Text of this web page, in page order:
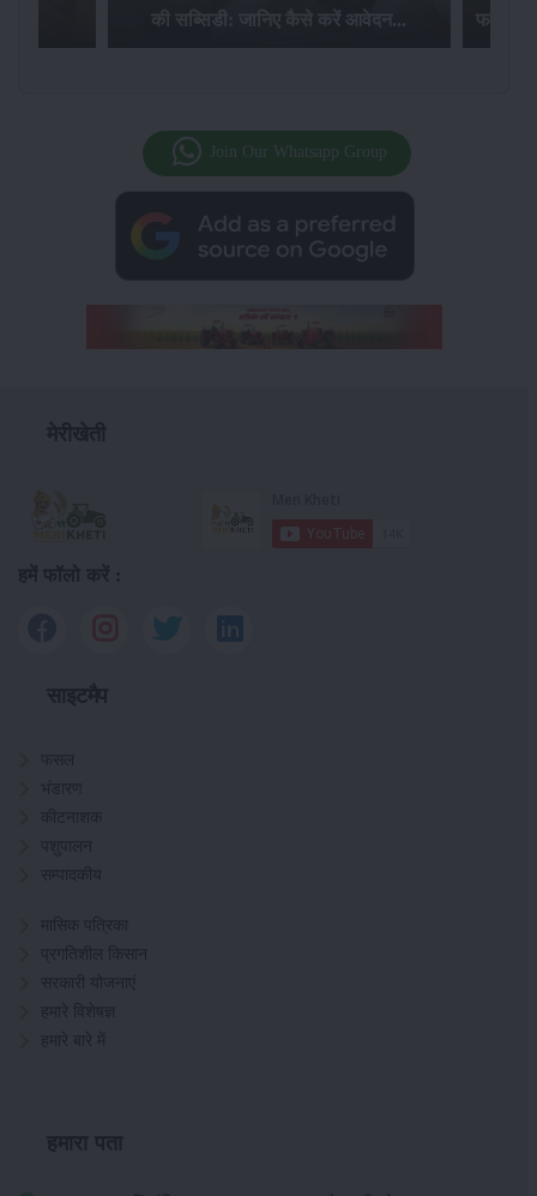
की सब्सिडी: जानिए कैसे करें आवेदन...
फसल
Join Our Whatsapp Group